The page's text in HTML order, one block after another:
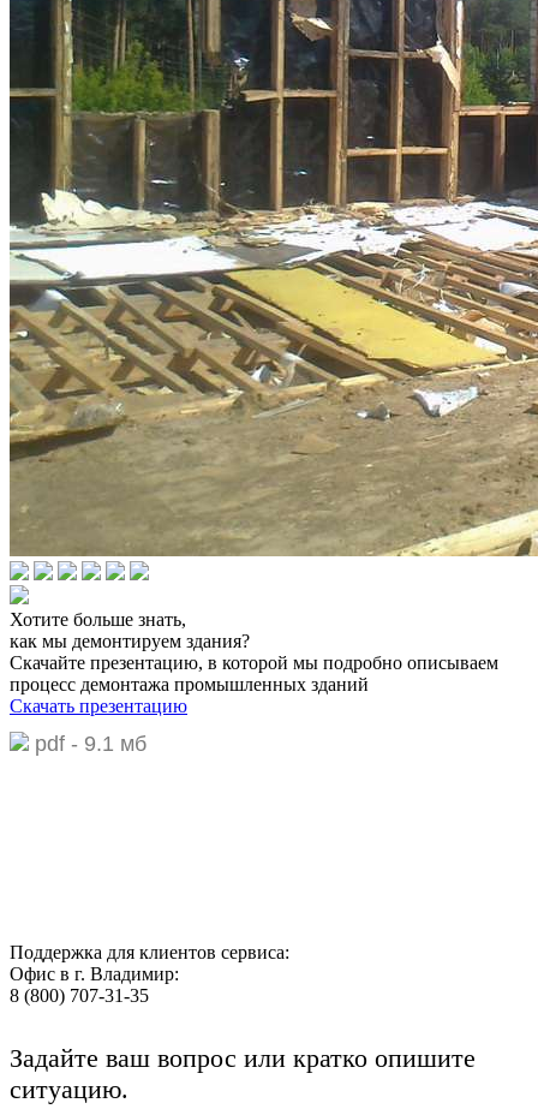
Хотите больше знать,
как мы демонтируем здания?
Скачайте презентацию, в которой мы подробно описываем
процесс демонтажа промышленных зданий
Скачать презентацию
pdf - 9.1 мб
Поддержка для клиентов сервиса:
Офис в г. Владимир:
8 (800) 707-31-35
Задайте ваш вопрос или кратко опишите
ситуацию.